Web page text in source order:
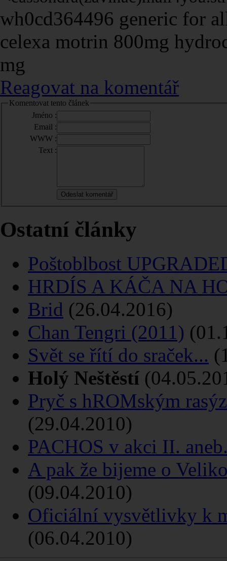
wh0cd364496 generic for
celexa motrin 800mg
mg
Reagovat na komentář
Komentovat tento článek
Jméno :
Email :
WWW :
Text :
Ostatní články
Poštoblbost
HRDÍS A KÁČA NA
Brid (26.04.2016)
Chan Tengri (2011)
Svět se řítí do sraček...
Holý Neštěstí
Pryč s hROMským
(29.04.2010)
PACHOS v akci II.
A pak že bijeme o
(09.04.2010)
Oficiální vysvětlivky k
(06.04.2010)